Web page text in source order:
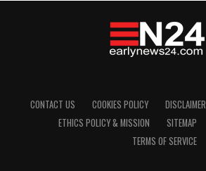
CONTACT US COOKIES POLICY DISCLAIMER
ETHICS POLICY & MISSION
SITEMAP
TERMS OF SERVICE